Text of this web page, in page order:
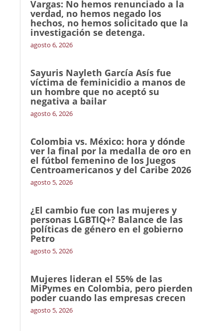
Vargas: No hemos renunciado a la
verdad, no hemos negado los
hechos, no hemos solicitado que la
investigación se detenga.
agosto 6, 2026
Sayuris Nayleth García Asís fue
víctima de feminicidio a manos de
un hombre que no aceptó su
negativa a bailar
agosto 6, 2026
Colombia vs. México: hora y dónde
ver la final por la medalla de oro en
el fútbol femenino de los Juegos
Centroamericanos y del Caribe 2026
agosto 5, 2026
¿El cambio fue con las mujeres y
personas LGBTIQ+? Balance de las
políticas de género en el gobierno
Petro
agosto 5, 2026
Mujeres lideran el 55% de las
MiPymes en Colombia, pero pierden
poder cuando las empresas crecen
agosto 5, 2026